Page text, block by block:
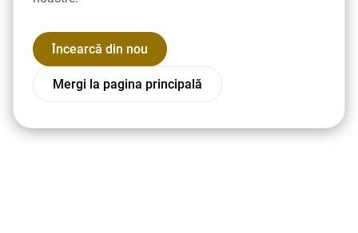
Încearcă din nou
Mergi la pagina principală